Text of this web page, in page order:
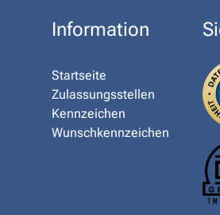
Information
Startseite
Zulassungsstellen
Kennzeichen
Wunschkennzeichen